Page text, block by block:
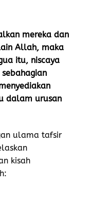
mereka dan
Allah, maka
itu, niscaya
dalam urusan
ulama tafsir
kisah